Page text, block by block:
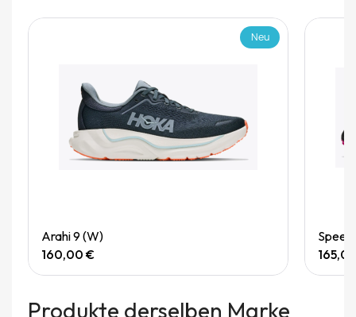
Neu
Arahi 9 (W)
160,00 €
Produkte derselben Marke